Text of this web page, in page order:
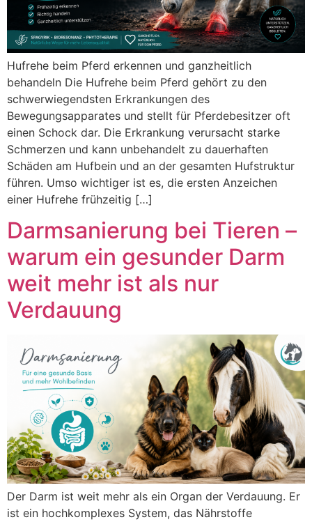
Hufrehe beim Pferd erkennen und ganzheitlich
behandeln Die Hufrehe beim Pferd gehört zu den
schwerwiegendsten Erkrankungen des
Bewegungsapparates und stellt für Pferdebesitzer oft
einen Schock dar. Die Erkrankung verursacht starke
Schmerzen und kann unbehandelt zu dauerhaften
Schäden am Hufbein und an der gesamten Hufstruktur
führen. Umso wichtiger ist es, die ersten Anzeichen
einer Hufrehe frühzeitig […]
Darmsanierung bei Tieren –
warum ein gesunder Darm
weit mehr ist als nur
Verdauung
Der Darm ist weit mehr als ein Organ der Verdauung. Er
ist ein hochkomplexes System, das Nährstoffe